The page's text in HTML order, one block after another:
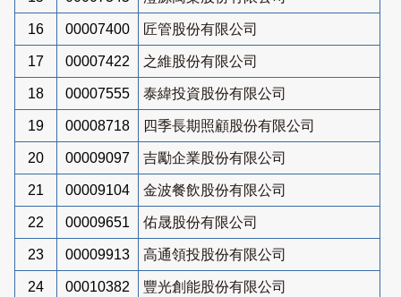
16 00007400 匠管股份有限公司
17 00007422 之維股份有限公司
18 00007555 泰緯投資股份有限公司
19 00008718 四季長期照顧股份有限公司
20 00009097 吉勵企業股份有限公司
21 00009104 金波餐飲股份有限公司
22 00009651 佑晟股份有限公司
23 00009913 高通領投股份有限公司
24 00010382 豐光創能股份有限公司